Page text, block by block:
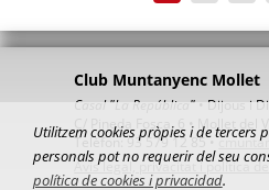
Club Muntanyenc Mollet
Casal "La República" • Dijous i
C/ Pineda Fosca, 6 • Mollet del
Telèfon: 93 579 12 85 •
Avis legal, privacitat i política
Utilitzem cookies pròpies i de tercers
personals pot no requerir del seu
política de cookies i privacidad.